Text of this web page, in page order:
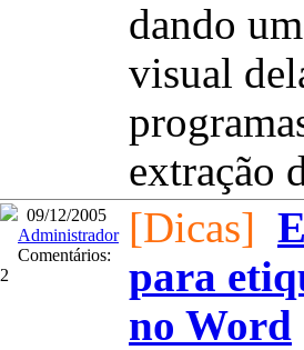
dando
visual
extração
09/12/2005
Administrador
Comentários:
2
[Dicas]
para
no Word